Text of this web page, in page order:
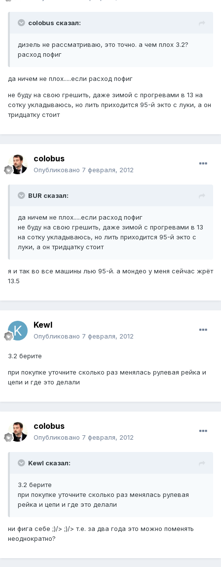
colobus сказал:
дизель не рассматриваю, это точно. а чем плох 3.2?
расход пофиг
да ничем не плох.....если расход пофиг
не буду на свою грешить, даже зимой с прогревами в 13 на
сотку укладываюсь, но лить приходится 95-й экто с луки, а он
тридцатку стоит
colobus
Опубликовано 7 февраля, 2012
BUR сказал:
да ничем не плох.....если расход пофиг
не буду на свою грешить, даже зимой с прогревами в 13
на сотку укладываюсь, но лить приходится 95-й экто с
луки, а он тридцатку стоит
я и так во все машины лью 95-й. а мондео у меня сейчас жрёт
13.5
Kewl
Опубликовано 7 февраля, 2012
3.2 берите
при покупке уточните сколько раз менялась рулевая рейка и
цепи и где это делали
colobus
Опубликовано 7 февраля, 2012
Kewl сказал:
3.2 берите
при покупке уточните сколько раз менялась рулевая
рейка и цепи и где это делали
ни фига себе ;)/> ;)/> т.е. за два года это можно поменять
неоднократно?